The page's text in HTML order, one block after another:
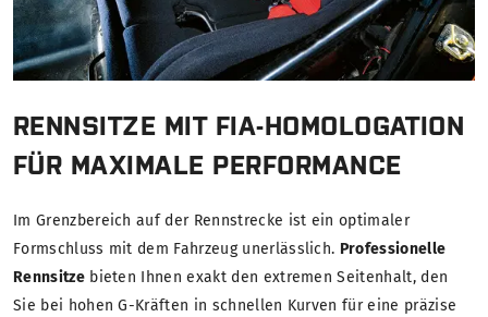
RENNSITZE MIT FIA-HOMOLOGATION
FÜR MAXIMALE PERFORMANCE
Im Grenzbereich auf der Rennstrecke ist ein optimaler
Formschluss mit dem Fahrzeug unerlässlich. Professionelle
Rennsitzebieten Ihnen exakt den extremen Seitenhalt, den
Sie bei hohen G-Kräften in schnellen Kurven für eine präzise